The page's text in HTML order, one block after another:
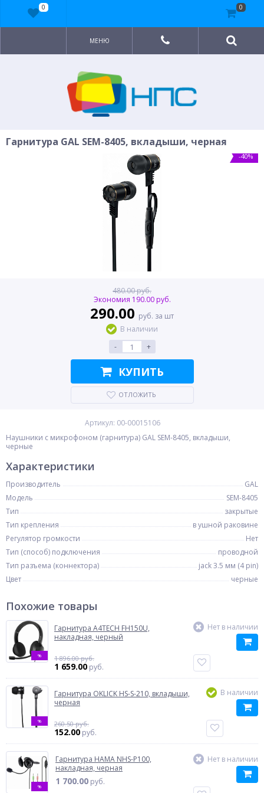
МЕНЮ
Гарнитура GAL SEM-8405, вкладыши, черная
-40%
480.00 руб.
Экономия 190.00 руб.
290.00 руб. за шт
В наличии
-
+
КУПИТЬ
ОТЛОЖИТЬ
Артикул: 00-00015106
Наушники с микрофоном (гарнитура) GAL SEM-8405, вкладыши,
черные
Характеристики
Производитель
GAL
Модель
SEM-8405
Тип
закрытые
Тип крепления
в ушной раковине
Регулятор громкости
Нет
Тип (способ) подключения
проводной
Тип разъема (коннектора)
jack 3.5 мм (4 pin)
Цвет
черные
Похожие товары
%
Гарнитура A4TECH FH150U,
накладная, черный
1 896.00 руб.
1 659.00 руб.
Нет в наличии
%
Гарнитура OKLICK HS-S-210, вкладыши,
черная
260.50 руб.
152.00 руб.
В наличии
%
Гарнитура HAMA NHS-P100,
накладная, черная
1 700.00 руб.
Нет в наличии
0 0